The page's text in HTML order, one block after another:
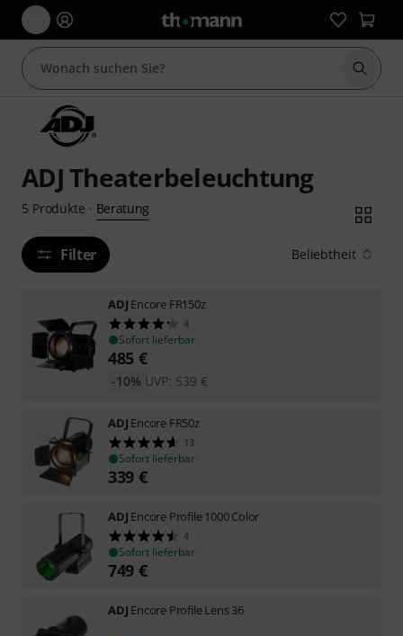
Suche
ADJ Theaterbeleuchtung
5 Produkte · Beratung
Filter Beliebtheit
ADJ Encore FR150z
4
Sofort lieferbar
485 €
UVP: 539 €
-10%
ADJ Encore FR50z
13
Sofort lieferbar
339 €
ADJ Encore Profile 1000 Color
4
Sofort lieferbar
749 €
ADJ Encore Profile Lens 36